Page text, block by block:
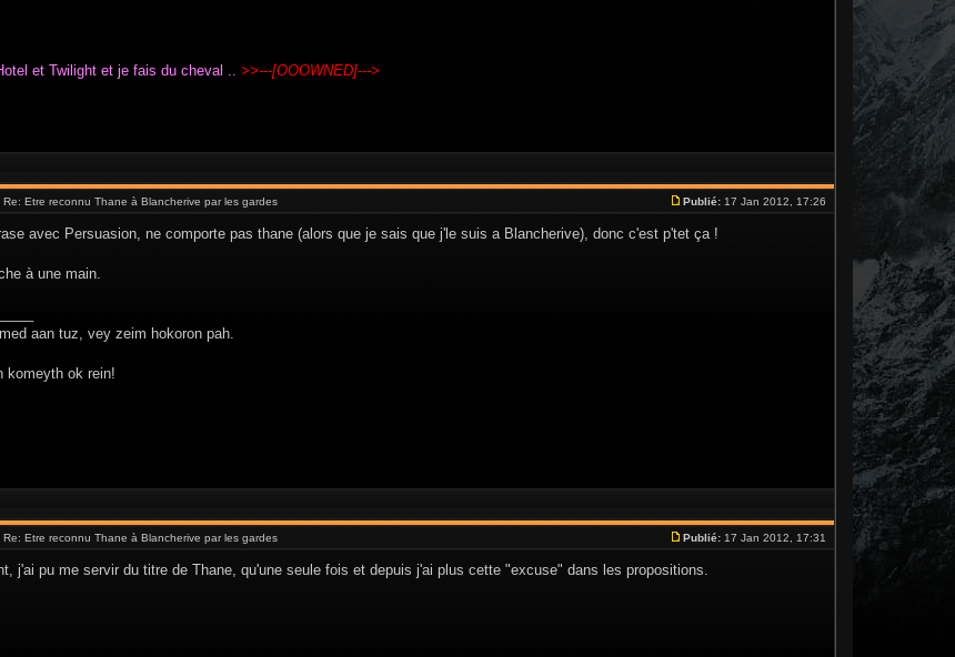
et Twilight et je fais du cheval .. >>---[OOOWNED]--->
Re: Etre reconnu Thane à Blancherive par les gardes Publié: 17 Jan 2012, 17:26
avec Persuasion, ne comporte pas thane (alors que je sais que j'le suis a Blancherive), donc c'est p'tet ça !
à une main.
aan tuz, vey zeim hokoron pah.
komeyth ok rein!
Re: Etre reconnu Thane à Blancherive par les gardes Publié: 17 Jan 2012, 17:31
j'ai pu me servir du titre de Thane, qu'une seule fois et depuis j'ai plus cette "excuse" dans les propositions.